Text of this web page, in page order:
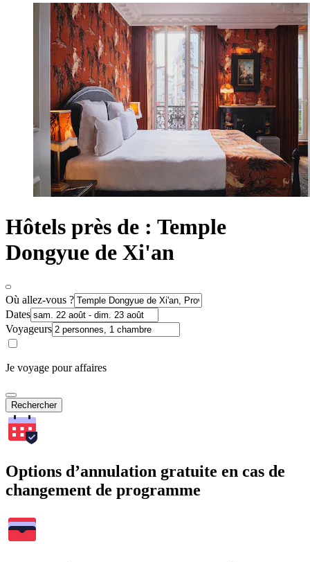
Hôtels près de : Temple
Dongyue de Xi'an
Où allez-vous ?
Dates
Voyageurs
Je voyage pour affaires
Rechercher
Options d’annulation gratuite en cas de
changement de programme